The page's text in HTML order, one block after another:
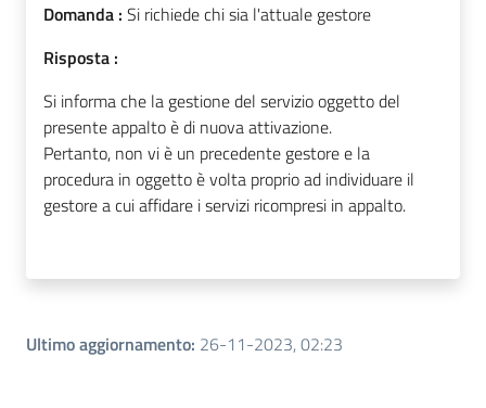
Domanda : Si richiede chi sia l'attuale gestore
Risposta :
Si informa che la gestione del servizio oggetto del
presente appalto è di nuova attivazione.
Pertanto, non vi è un precedente gestore e la
procedura in oggetto è volta proprio ad individuare il
gestore a cui affidare i servizi ricompresi in appalto.
Ultimo aggiornamento: 26-11-2023, 02:23